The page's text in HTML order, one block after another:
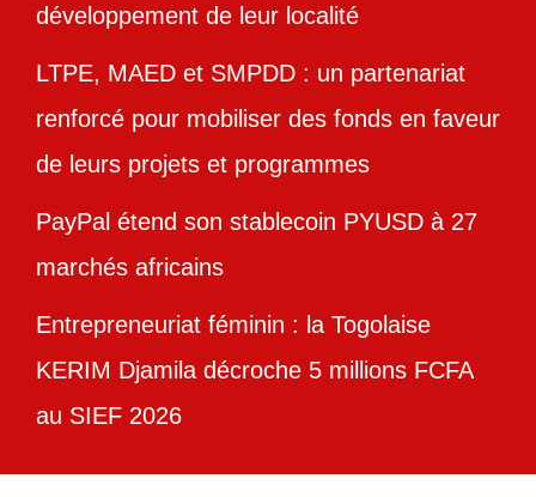
développement de leur localité
LTPE, MAED et SMPDD : un partenariat
renforcé pour mobiliser des fonds en faveur
de leurs projets et programmes
PayPal étend son stablecoin PYUSD à 27
marchés africains
Entrepreneuriat féminin : la Togolaise
KERIM Djamila décroche 5 millions FCFA
au SIEF 2026